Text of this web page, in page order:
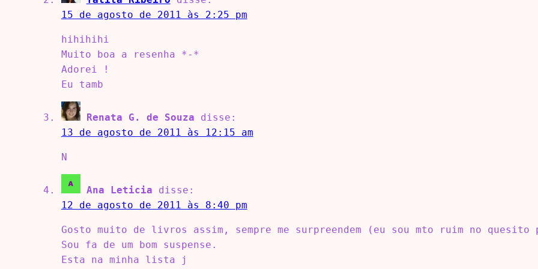
15 de agosto de 2011 às 2:25 pm
hihihihi
Muito boa a resenha *-*
Adorei !
Eu tamb
Renata G. de Souza
disse:
13 de agosto de 2011 às 12:15 am
N
Ana Leticia
disse:
12 de agosto de 2011 às 8:40 pm
Gosto muito de livros assim, sempre me surpreendem (eu sou mto ruim no
Sou fa de um bom suspense.
Esta na minha lista j